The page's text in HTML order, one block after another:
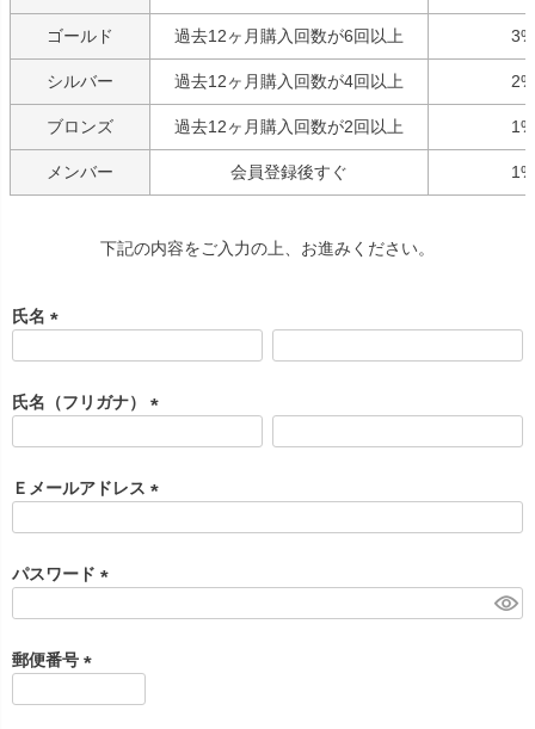
ゴールド 過去12ヶ月購入回数が6回以上 3%
シルバー 過去12ヶ月購入回数が4回以上 2%
ブロンズ 過去12ヶ月購入回数が2回以上 1%
メンバー 会員登録後すぐ 1%
下記の内容をご入力の上、お進みください。
氏名
須
)
氏名（フリガナ）
須
)
Ｅメールアドレス
)
パスワード
)
郵便番号